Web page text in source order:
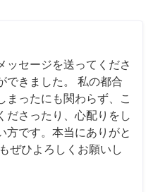
ッセージを送ってくださ
できました。 私の都合
まったにも関わらず、こ
ださったり、心配りをし
方です。本当にありがと
ぜひよろしくお願いし